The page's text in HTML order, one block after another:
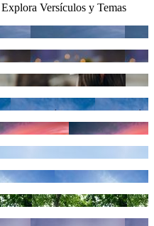
Versículos y Temas